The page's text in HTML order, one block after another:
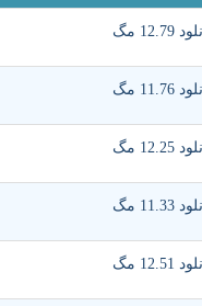
12.79 مگ
11.76 مگ
12.25 مگ
11.33 مگ
12.51 مگ